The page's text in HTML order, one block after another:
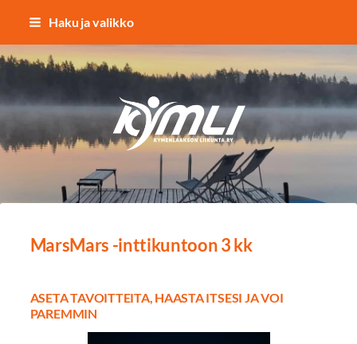
Siirry
sisältöön
Haku ja valikko
Kymlin uusi logo
MarsMars -inttikuntoon 3 kk
ASETA TAVOITTEITA, HAASTA ITSESI JA VOI
PAREMMIN